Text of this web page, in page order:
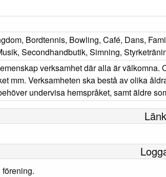
Bordtennis, Bowling, Café, Dans,
Secondhandbutik, Simning,
verksamhet där alla är välkomna.
mm. Verksamheten ska bestå av olika
undervisa hemspråket, samt äldre